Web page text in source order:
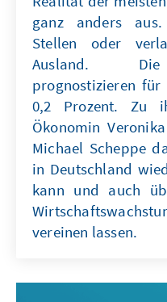
ganz anders
Stellen oder
Ausland. Die
prognostizieren für
0,2 Prozent. Zu
Ökonomin
Michael Scheppe
in Deutschland
kann und auch
vereinen lassen.